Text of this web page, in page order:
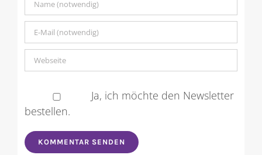
Ja, ich möchte den Newsletter
bestellen.